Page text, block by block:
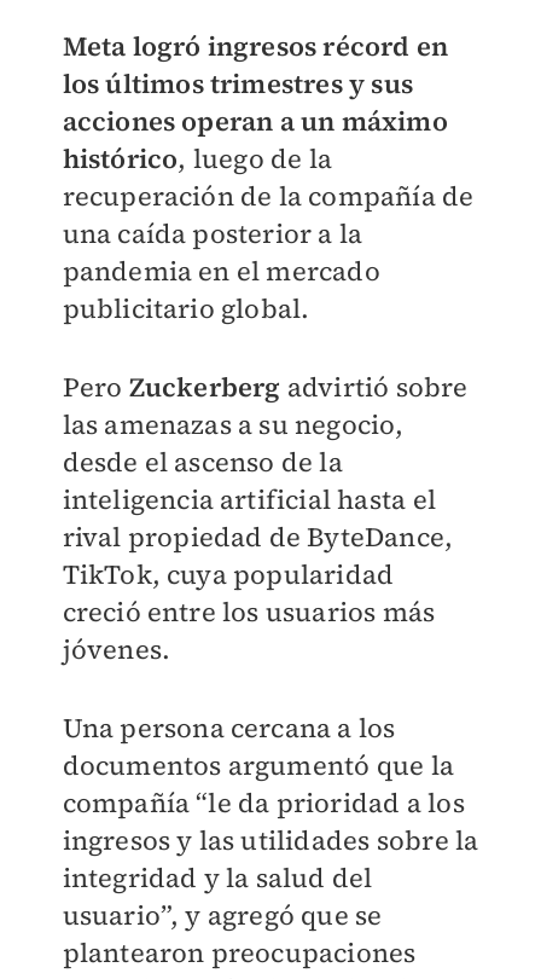
Meta logró ingresos récord en
los últimos trimestres y sus
acciones operan a un máximo
histórico, luego de la
recuperación de la compañía de
una caída posterior a la
pandemia en el mercado
publicitario global.
Pero Zuckerberg advirtió sobre
las amenazas a su negocio,
desde el ascenso de la
inteligencia artificial hasta el
rival propiedad de ByteDance,
TikTok, cuya popularidad
creció entre los usuarios más
jóvenes.
Una persona cercana a los
documentos argumentó que la
compañía “le da prioridad a los
ingresos y las utilidades sobre la
integridad y la salud del
usuario”, y agregó que se
plantearon preocupaciones